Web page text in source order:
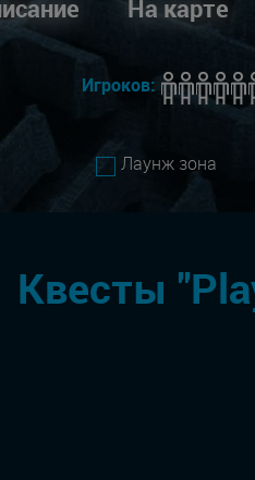
На карте
Игроков:
Лаунж зона
Квесты